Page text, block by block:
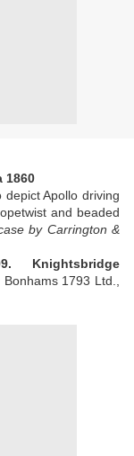
1860
Apollo driving
and beaded
by Carrington &
Knightsbridge
1793 Ltd.,